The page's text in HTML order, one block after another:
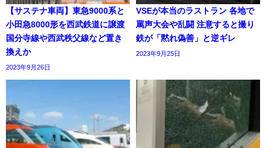
【サステナ車両】東急9000系と
小田急8000形を西武鉄道に譲渡
国分寺線や西武秩父線など置き
換えか
2023年9月26日
VSEが本当のラストラン 各地で
罵声大会や乱闘 注意すると撮り
鉄が「黙れ偽善」と逆ギレ
2023年9月25日